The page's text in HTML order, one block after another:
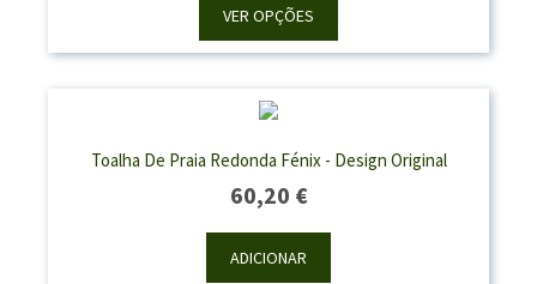
Through
VER OPÇÕES
Toalha De Praia Redonda Fénix - Design Original
60,20 €
ADICIONAR